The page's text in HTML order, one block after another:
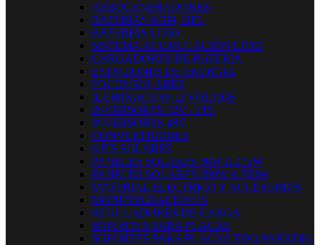
AEROGENERADORES
BATERIAS AGM, GEL
BATERIAS LITIO
SISTEMA ACUMULACIÓN LITIO
CARGADORES DE BATERIA
ESTACIONES DE ENERGIA
FOCOS SOLARES
ILUMINACION 12 VOLTIOS
INVERSORES 12V / 24V
INVERSORES 48V
CONVERTIDORES
KITS SOLARES
PANELES SOLARES 30W A 275W
PANELES SOLARES 280W A 700W
MATERIAL ELECTRICO Y ACCESORIOS
MONITORIZACIONES
REGULADORES DE CARGA
SOPORTES PARA PLACAS
SOPORTES PARA PLACAS TIPO PARKING